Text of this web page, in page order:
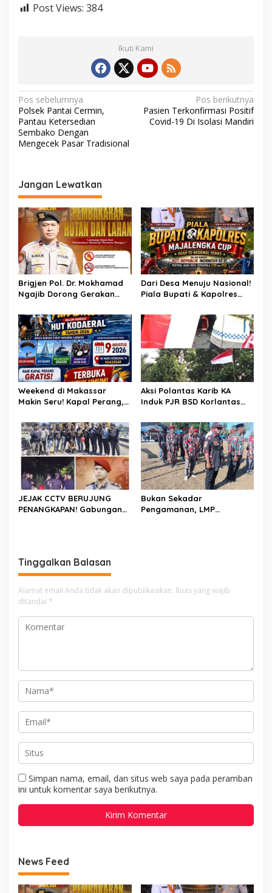
e
n
M
s
a
r
k
Post Views: 384
Ikuti Kami
N
a
v
i
a
s
i
p
o
s
Pos sebelumnya
Polsek Pantai Cermin,
Pantau Ketersedian
Sembako Dengan
Mengecek Pasar Tradisional
Pos berikutnya
Pasien Terkonfirmasi Positif
Covid-19 Di Isolasi Mandiri
Jangan Lewatkan
Brigjen Pol. Dr. Mokhamad
Ngajib Dorong Gerakan
Hutan, Jaga Kehidupan
Dari Desa Menuju Nasional!
Piala Bupati & Kapolres
Bibit-Bibit Juara
Weekend di Makassar
Makin Seru! Kapal Perang,
Menanti di Kodaeral VI
Aksi Polantas Karib KA
Induk PJR BSD Korlantas
Darmawati.SE.MM.MH
bersama Personilnya
Membagikan Bendera
Merah Putih Berserta
Tiangnya
JEJAK CCTV BERUJUNG
PENANGKAPAN! Gabungan
Batulappa
Bukan Sekadar
Pengamanan, LMP
Tinggalkan Balasan
Alamat email Anda tidak akan dipublikasikan. Ruas yang wajib
ditandai *
Simpan nama, email, dan situs web saya pada peramban
ini untuk komentar saya berikutnya.
News Feed